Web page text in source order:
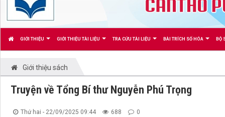
GIỚI THIỆU GIỚI THIỆU TÀI LIỆU TRA CỨU TÀI LIỆU BÀI TRÍCH SỐ HÓA BỘ
Giới thiệu sách
Truyện về Tổng Bí thư Nguyễn Phú Trọng
Thứ hai - 22/09/2025 09:44 688 0